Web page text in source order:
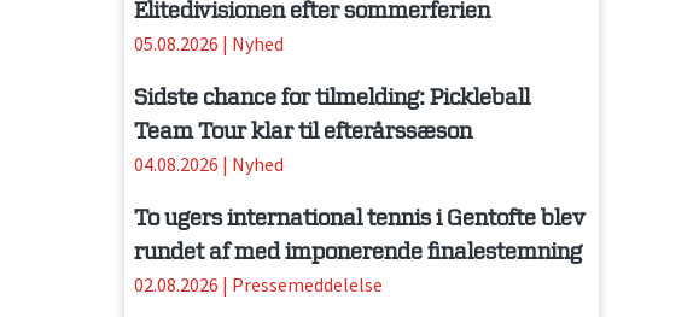
Elitedivisionen efter sommerferien
05.08.2026 | Nyhed
Sidste chance for tilmelding: Pickleball
Team Tour klar til efterårssæson
04.08.2026 | Nyhed
To ugers international tennis i Gentofte blev
rundet af med imponerende finalestemning
02.08.2026 | Pressemeddelelse